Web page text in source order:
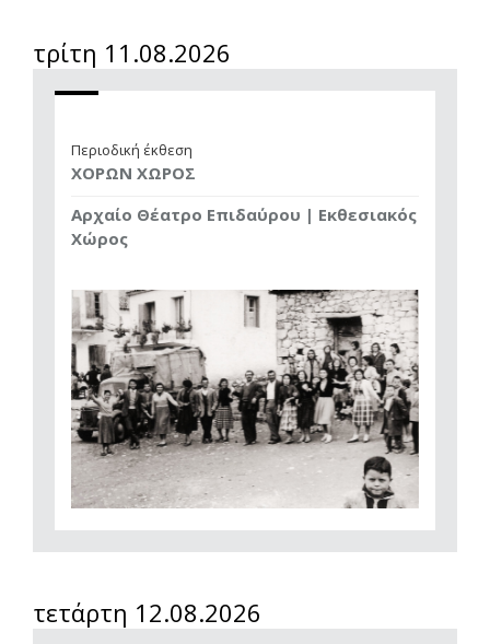
τρίτη 11.08.2026
Περιοδική έκθεση
ΧΟΡΩΝ ΧΩΡΟΣ
Αρχαίο Θέατρο Επιδαύρου | Εκθεσιακός
Χώρος
τετάρτη 12.08.2026